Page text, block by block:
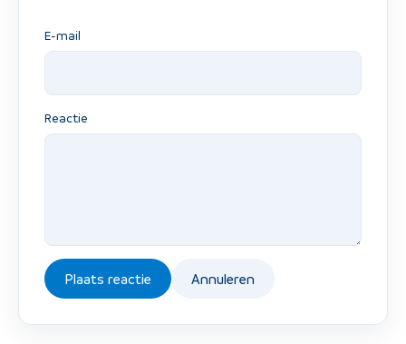
E-mail
Reactie
Plaats reactie Annuleren